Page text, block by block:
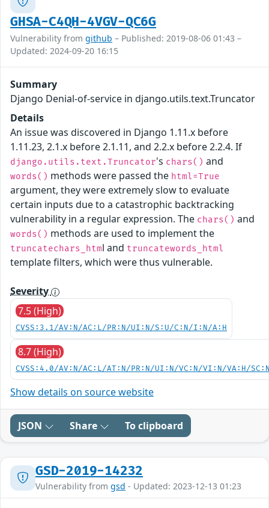
GHSA-C4QH-4VGV-QC6G
Vulnerability from github – Published: 2019-08-06 01:43 –
Updated: 2024-09-20 16:15
Summary
Django Denial-of-service in django.utils.text.Truncator
Details
An issue was discovered in Django 1.11.x before
1.11.23, 2.1.x before 2.1.11, and 2.2.x before 2.2.4. If
django.utils.text.Truncator's chars() and
words() methods were passed the html=True
argument, they were extremely slow to evaluate
certain inputs due to a catastrophic backtracking
vulnerability in a regular expression. The chars() and
words() methods are used to implement the
truncatechars_html and truncatewords_html
template filters, which were thus vulnerable.
Severity
7.5 (High)
CVSS:3.1/AV:N/AC:L/PR:N/UI:N/S:U/C:N/I:N/A:H
8.7 (High)
CVSS:4.0/AV:N/AC:L/AT:N/PR:N/UI:N/VC:N/VI:N/VA:H/
Show details on source website
JSON Share To clipboard
GSD-2019-14232
Vulnerability from gsd - Updated: 2023-12-13 01:23